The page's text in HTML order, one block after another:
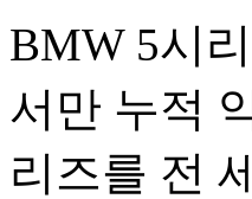
BMW 5시
서만 누적
리즈를 전